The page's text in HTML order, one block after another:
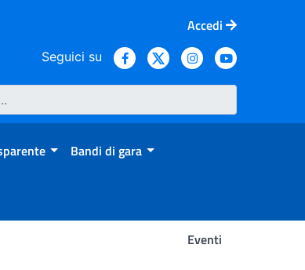
Accedi
Seguici su
Bandi di gara
Eventi